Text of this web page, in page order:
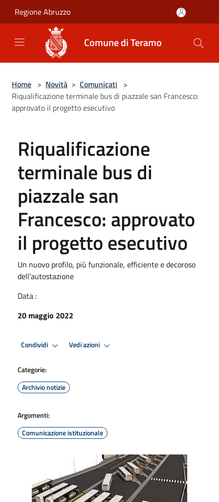
Regione Abruzzo
Comune di Teramo
Home > Novità > Comunicati >
Riqualificazione terminale bus di piazzale san Francesco:
approvato il progetto esecutivo
Riqualificazione
terminale bus di
piazzale san
Francesco: approvato
il progetto esecutivo
Un nuovo profilo, più funzionale, efficiente e decoroso
dell’autostazione
Data :
20 maggio 2022
Condividi Vedi azioni
Categorie:
Archivio notizie
Argomenti:
Comunicazione istituzionale